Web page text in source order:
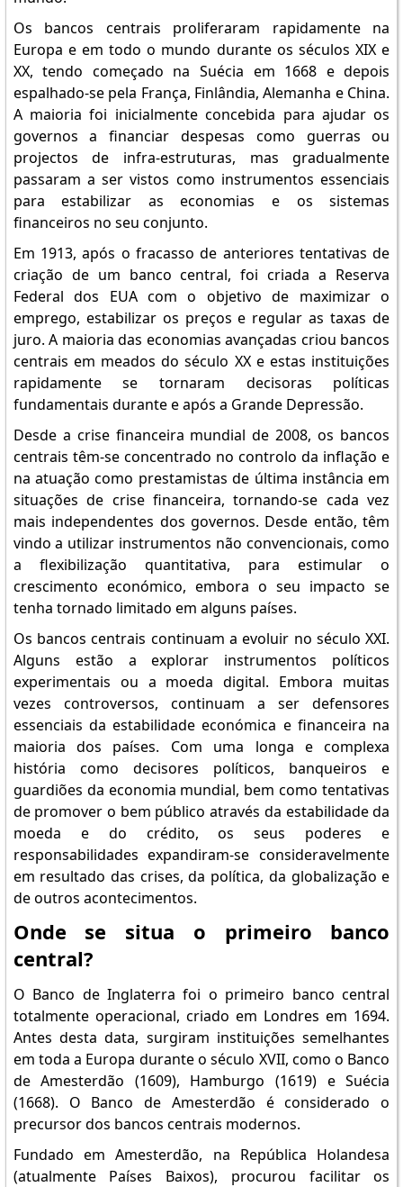
Os bancos centrais proliferaram rapidamente na
Europa e em todo o mundo durante os séculos XIX e
XX, tendo começado na Suécia em 1668 e depois
espalhado-se pela França, Finlândia, Alemanha e China.
A maioria foi inicialmente concebida para ajudar os
governos a financiar despesas como guerras ou
projectos de infra-estruturas, mas gradualmente
passaram a ser vistos como instrumentos essenciais
para estabilizar as economias e os sistemas
financeiros no seu conjunto.
Em 1913, após o fracasso de anteriores tentativas de
criação de um banco central, foi criada a Reserva
Federal dos EUA com o objetivo de maximizar o
emprego, estabilizar os preços e regular as taxas de
juro. A maioria das economias avançadas criou bancos
centrais em meados do século XX e estas instituições
rapidamente se tornaram decisoras políticas
fundamentais durante e após a Grande Depressão.
Desde a crise financeira mundial de 2008, os bancos
centrais têm-se concentrado no controlo da inflação e
na atuação como prestamistas de última instância em
situações de crise financeira, tornando-se cada vez
mais independentes dos governos. Desde então, têm
vindo a utilizar instrumentos não convencionais, como
a flexibilização quantitativa, para estimular o
crescimento económico, embora o seu impacto se
tenha tornado limitado em alguns países.
Os bancos centrais continuam a evoluir no século XXI.
Alguns estão a explorar instrumentos políticos
experimentais ou a moeda digital. Embora muitas
vezes controversos, continuam a ser defensores
essenciais da estabilidade económica e financeira na
maioria dos países. Com uma longa e complexa
história como decisores políticos, banqueiros e
guardiões da economia mundial, bem como tentativas
de promover o bem público através da estabilidade da
moeda e do crédito, os seus poderes e
responsabilidades expandiram-se consideravelmente
em resultado das crises, da política, da globalização e
de outros acontecimentos.
Onde se situa o primeiro banco
central?
O Banco de Inglaterra foi o primeiro banco central
totalmente operacional, criado em Londres em 1694.
Antes desta data, surgiram instituições semelhantes
em toda a Europa durante o século XVII, como o Banco
de Amesterdão (1609), Hamburgo (1619) e Suécia
(1668). O Banco de Amesterdão é considerado o
precursor dos bancos centrais modernos.
Fundado em Amesterdão, na República Holandesa
(atualmente Países Baixos), procurou facilitar os